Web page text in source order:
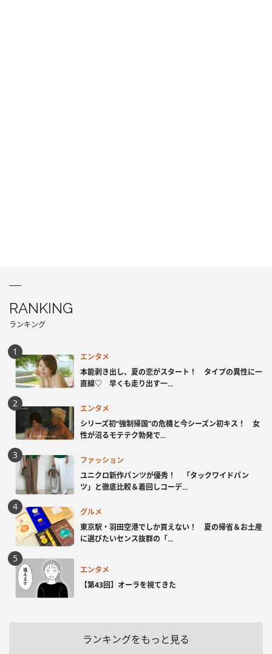
RANKING
ランキング
エンタメ
本能剥き出し、夏の恋がスタート！ タイプの異性に一
直線♡ 早くも走り出す一...
エンタメ
シリーズ初“強制帰国”の危機と今シーズン初キス！ 女
性が沼るモテテク勃発で...
ファッション
ユニクロ新作パンツが優秀！ 「タックワイドパン
ツ」と徹底比較＆着回しコーデ...
グルメ
東京駅・羽田空港でしか買えない！ 夏の帰省＆お土産
に選びたいセンス抜群の「...
エンタメ
【第43回】オーラを視てきた
ランキングをもっと見る